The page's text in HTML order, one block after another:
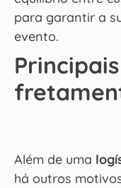
para garantir a
evento.
Além de uma
há outros